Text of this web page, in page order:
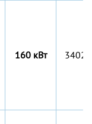
160 кВт